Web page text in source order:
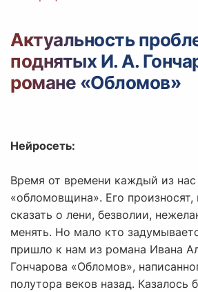
Вход с Telegram
Актуальность
поднятых И. А.
романе «Обломов»
Нейросеть:
Время от времени каждый из
«обломовщина». Его произносят,
сказать о лени, безволии,
менять. Но мало кто
пришло к нам из романа Ивана
Гончарова «Обломов»,
полутора веков назад. Казалось